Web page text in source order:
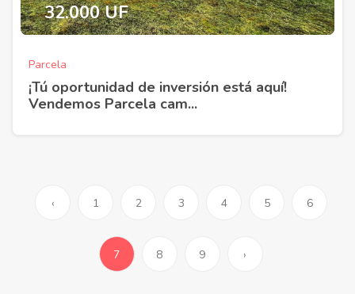
32.000 UF
Parcela
¡Tú oportunidad de inversión está aquí!
Vendemos Parcela cam...
‹ 1 2 3 4 5 6
7 8 9 ›